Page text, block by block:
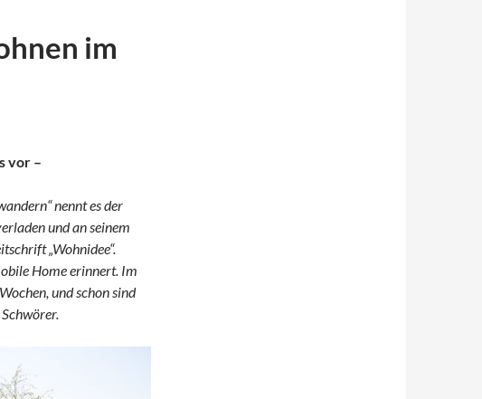
im
vor –
nennt es der
und an seinem
„Wohnidee“.
Home erinnert. Im
und schon sind